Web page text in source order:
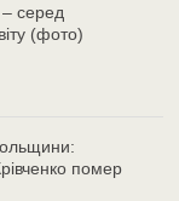
– серед
(фото)
помер